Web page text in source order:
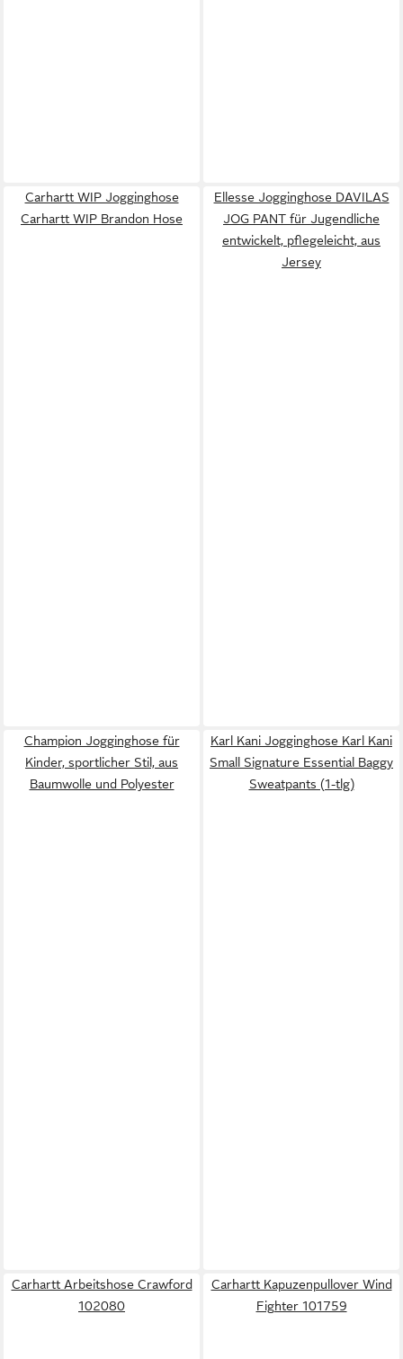
Carhartt WIP Jogginghose
Carhartt WIP Brandon Hose
Ellesse Jogginghose DAVILAS
JOG PANT für Jugendliche
entwickelt, pflegeleicht, aus
Jersey
Champion Jogginghose für
Kinder, sportlicher Stil, aus
Baumwolle und Polyester
Karl Kani Jogginghose Karl Kani
Small Signature Essential Baggy
Sweatpants (1-tlg)
Carhartt Arbeitshose Crawford
102080
Carhartt Kapuzenpullover Wind
Fighter 101759